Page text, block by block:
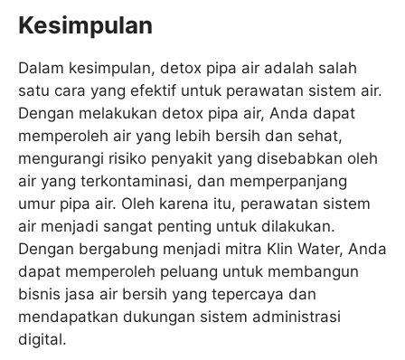
Kesimpulan
Dalam kesimpulan, detox pipa air adalah salah
satu cara yang efektif untuk perawatan sistem air.
Dengan melakukan detox pipa air, Anda dapat
memperoleh air yang lebih bersih dan sehat,
mengurangi risiko penyakit yang disebabkan oleh
air yang terkontaminasi, dan memperpanjang
umur pipa air. Oleh karena itu, perawatan sistem
air menjadi sangat penting untuk dilakukan.
Dengan bergabung menjadi mitra Klin Water, Anda
dapat memperoleh peluang untuk membangun
bisnis jasa air bersih yang tepercaya dan
mendapatkan dukungan sistem administrasi
digital.